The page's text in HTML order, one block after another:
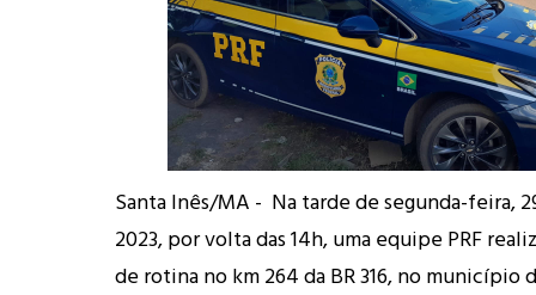
Santa Inês/MA - Na tarde de segunda-feira,
2023, por volta das 14h, uma equipe PRF
de rotina no km 264 da BR 316, no município